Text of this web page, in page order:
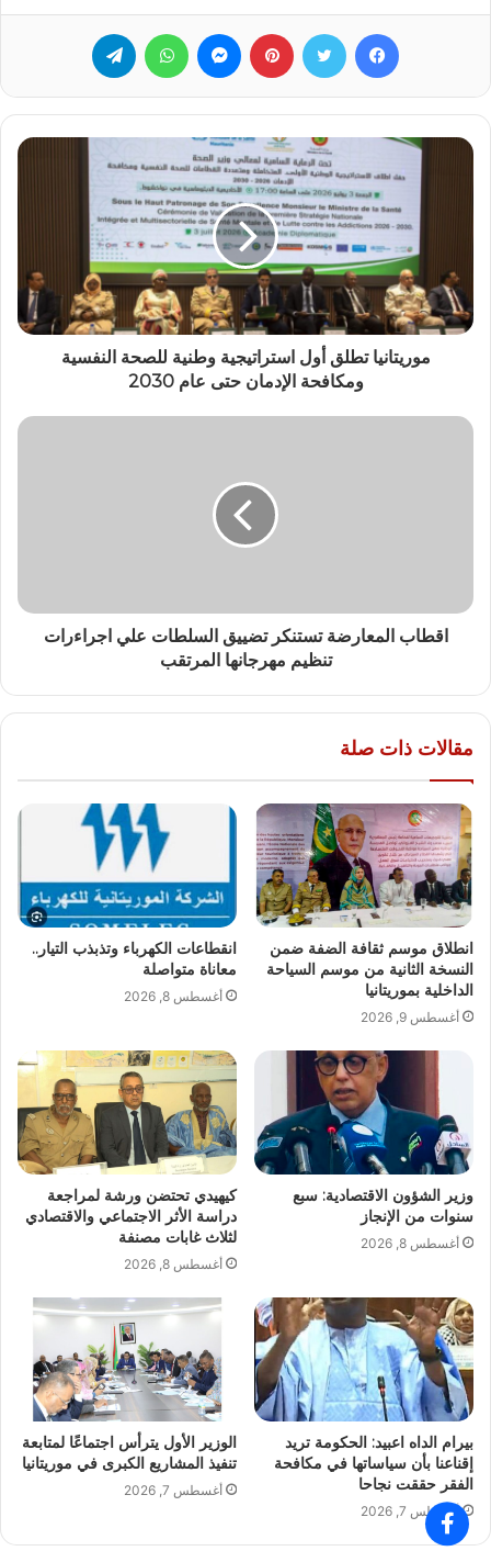
فيسبوك تويتر بينتيريست ماسنجر واتساب
موريتانيا تطلق أول استراتيجية وطنية للصحة النفسية
ومكافحة الإدمان حتى عام 2030
اقطاب المعارضة تستنكر تضييق السلطات علي اجراءرات
تنظيم مهرجانها المرتقب
مقالات ذات صلة
انطلاق موسم ثقافة الضفة ضمن
النسخة الثانية من موسم السياحة
الداخلية بموريتانيا
أغسطس 9, 2026
انقطاعات الكهرباء وتذبذب التيار..
معاناة متواصلة
أغسطس 8, 2026
وزير الشؤون الاقتصادية: سبع
سنوات من الإنجاز
أغسطس 8, 2026
كيهيدي تحتضن ورشة لمراجعة
دراسة الأثر الاجتماعي والاقتصادي
لثلاث غابات مصنفة
أغسطس 8, 2026
بيرام الداه اعبيد: الحكومة تريد
إقناعنا بأن سياساتها في مكافحة
الفقر حققت نجاحا
أغسطس 7, 2026
الوزير الأول يترأس اجتماعًا لمتابعة
تنفيذ المشاريع الكبرى في موريتانيا
أغسطس 7, 2026